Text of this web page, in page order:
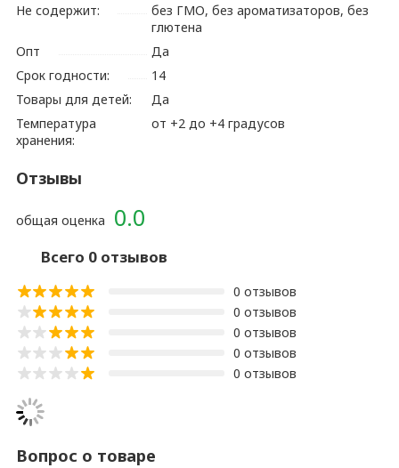
Не содержит:
без ГМО, без ароматизаторов, без
глютена
Опт
Да
Срок годности:
14
Товары для детей:
Да
Температура
хранения:
от +2 до +4 градусов
Отзывы
0.0
общая оценка
Всего 0 отзывов
0 отзывов
0 отзывов
0 отзывов
0 отзывов
0 отзывов
Вопрос о товаре